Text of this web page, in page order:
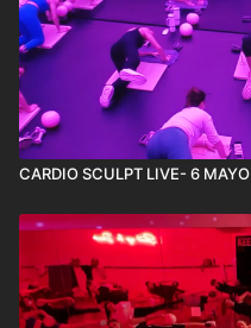
CARDIO SCULPT LIVE- 6 MAYO